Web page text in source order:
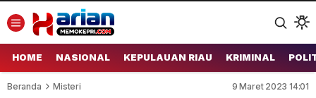
HOME NASIONAL KEPULAUAN RIAU KRIMINAL
Beranda Misteri 9 Maret 2023 14:01